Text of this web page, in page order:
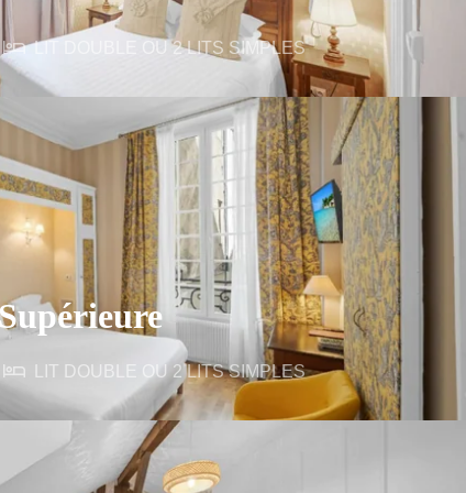
LIT DOUBLE OU 2 LITS SIMPLES
LIT DOUBLE OU 2 LITS SIMPLES